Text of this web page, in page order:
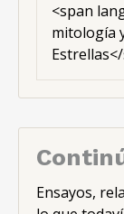
<span
mitología
Ensayos,